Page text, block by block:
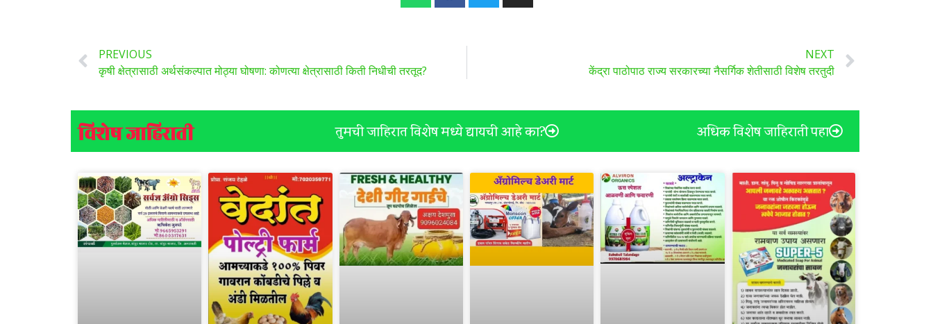
PREVIOUS
कृषी क्षेत्रासाठी अर्थसंकल्पात मोठ्या घोषणा: कोणत्या क्षेत्रासाठी किती निधीची तरतूद?
NEXT
केंद्रा पाठोपाठ राज्य सरकारच्या नैसर्गिक शेतीसाठी विशेष तरतुदी
विशेष जाहिराती तुमची जाहिरात विशेष मध्ये द्यायची आहे का? अधिक विशेष जाहिराती पहा